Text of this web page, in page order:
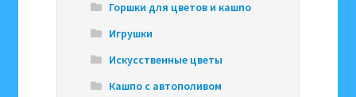
Горшки для цветов и кашпо
Игрушки
Искусственные цветы
Кашпо с автополивом